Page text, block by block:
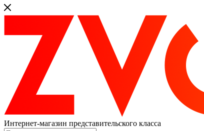
Интернет-магазин представительского класса